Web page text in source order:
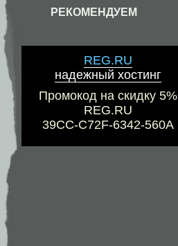
РЕКОМЕНДУЕМ
REG.RU
надежный хостинг
Промокод на скидку 5%
REG.RU
39CC-C72F-6342-560A